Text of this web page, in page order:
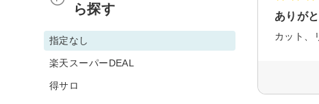
ありが
カット、
ら探す
指定なし
楽天スーパーDEAL
得サロ